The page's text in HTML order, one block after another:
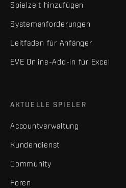
Spielzeit hinzufügen
Systemanforderungen
Leitfaden für Anfänger
EVE Online-Add-in für Excel
AKTUELLE SPIELER
Accountverwaltung
Kundendienst
Community
Foren